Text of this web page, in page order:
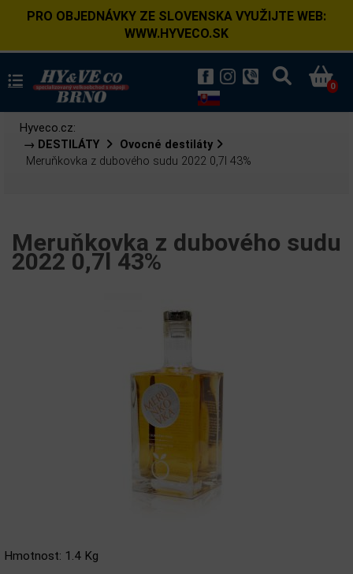
PRO OBJEDNÁVKY ZE SLOVENSKA VYUŽIJTE WEB:
WWW.HYVECO.SK
0
Hyveco.cz:
→ DESTILÁTY
Ovocné destiláty
Meruňkovka z dubového sudu 2022 0,7l 43%
Meruňkovka z dubového sudu
2022 0,7l 43%
Hmotnost: 1.4 Kg